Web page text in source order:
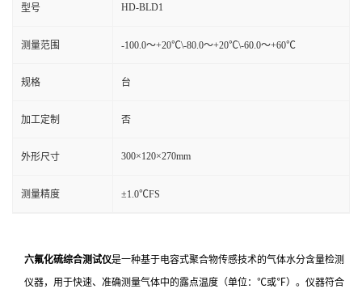
型号 HD-BLD1
测量范围 -100.0～+20℃\-80.0～+20℃\-60.0～+60℃
规格 台
加工定制 否
外形尺寸 300×120×270mm
测量精度 ±1.0℃FS
六氟化硫综合测试仪是一种基于电容式聚合物传感技术的气体水分含量检测
仪器，用于快速、准确测量气体中的露点温度（单位：℃或℉）。仪器符合